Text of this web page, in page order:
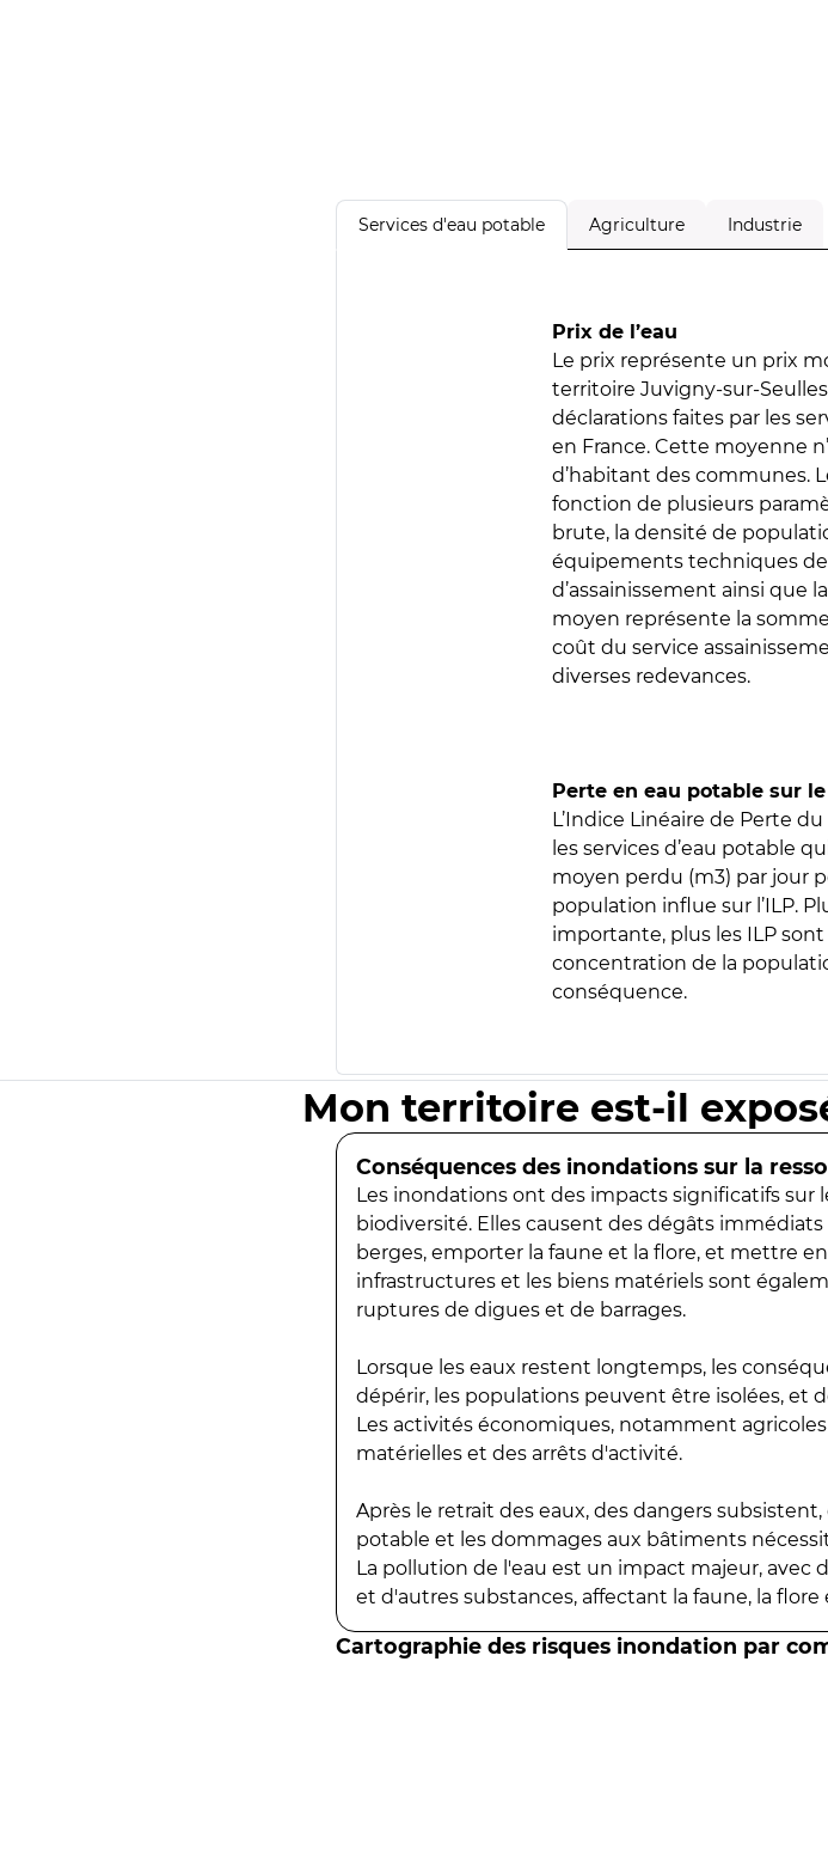
Services d'eau potable Agriculture Industrie
Prix de l’eau
Le prix représente un prix
territoire Juvigny-sur-
déclarations faites par les
en France. Cette moyenne
d’habitant des communes.
fonction de plusieurs
brute, la densité de
équipements techniques
d’assainissement ainsi que
moyen représente la
coût du service
diverses redevances.
Perte en eau potable sur
L’Indice Linéaire de Perte
les services d’eau potable
moyen perdu (m3) par jour
population influe sur l’ILP.
importante, plus les ILP
concentration de la
conséquence.
Mon territoire est-il
Conséquences des inondations sur la
Les inondations ont des impacts significatifs
biodiversité. Elles causent des dégâts
berges, emporter la faune et la flore, et mettre
infrastructures et les biens matériels sont
ruptures de digues et de barrages.
Lorsque les eaux restent longtemps, les
dépérir, les populations peuvent être isolées, et
Les activités économiques, notamment
matérielles et des arrêts d'activité.
Après le retrait des eaux, des dangers
potable et les dommages aux bâtiments
La pollution de l'eau est un impact majeur, avec
et d'autres substances, affectant la faune, la flore
Cartographie des risques inondation par